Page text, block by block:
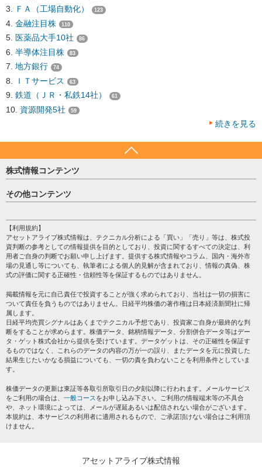
ＦＡ（工場自動化） 123
金融注目株 110
医薬品大手10社 86
半導体注目株 83
地方銀行 74
ＩＴサービス 63
鉄道（ＪＲ・私鉄14社） 61
資源開発5社 59
続きを見る
株式情報コンテンツ
日経平均
売買シグナル
株テーマ情報
海外市況
投資カレンダー
格付け情報
その他コンテンツ
個人情報保護方針
プライバシーポリシー
会社案内
サイトマップ
過去データ
【利用規約】
アセットアライブ株式情報は、テクニカル分析による「買い」「売り」等は、株式投
資判断の参考としての情報提供を目的としており、投資に関するすべての決定は、利
用者ご自身の判断でお願い申し上げます。提供する株式情報やコラム、国内・海外市
場の見通し等についても、執筆者による個人的見解が含まれており、情報の真偽、株
式の評価に関する正確性・信頼性等を保証するものではありません。
掲載情報を元に自己責任で投資することが強く求められており、当社は一切の損害に
ついて責任を負うものではありません。日経平均株価の著作権は日本経済新聞社に帰
属します。
日経平均売買シグナルはあくまでテクニカル予想であり、投資家ご自身が最終的な判
断をすることが求めらます。株価データ、銘柄情報データ、分割併合データ等はデー
タ・ゲット株式会社から提供を受けています。データゲットは、その正確性を保証す
るものではなく、これらのデータの内容の万が一の誤り、またデータを元に投資した
結果生じたいかなる損益についても、一切の責を負わないことを利用条件としていま
す。
株価データの更新は東証等各取引所取引日の夕刻以降に行われます。メールサービス
をご利用の場合は、 一般コース をお申し込み下さい。ご利用の情報端末等の不具合
や、ネット環境によっては、メールが遅延あるいは配信されない場合がございます。
本規約は、本サービスの利用者に適用されるもので、ご承諾頂けない場合はご利用頂
けません。
アセットアライブ株式情報